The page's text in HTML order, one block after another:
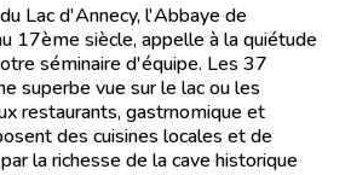
Lac d'Annecy, l'Abbaye de
17ème siècle, appelle à la quiétude
séminaire d'équipe. Les 37
superbe vue sur le lac ou les
restaurants, gastrnomique et
des cuisines locales et de
la richesse de la cave historique